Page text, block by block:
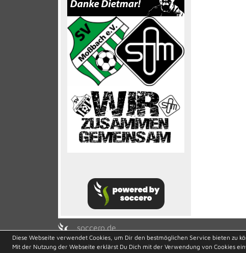
soccero.de
© 2006 - 2026
Diese Webseite verwendet Cookies, um Dir den bestmöglichen Service bieten zu
Mit der Nutzung der Webseite erklärst Du Dich mit der Verwendung von Cookies